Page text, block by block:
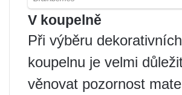
V koupelně
Při výběru
koupelnu je velmi
věnovat pozornost